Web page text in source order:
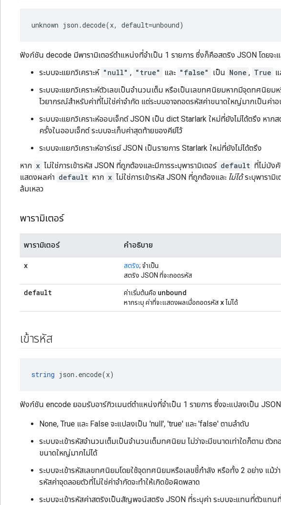
unknown json.decode(x, default=unbound)
ฟังก์ชัน decode มีพารามิเตอร์ตำแหน่งที่จำเป็น 1 รายการ ซึ่งก็คือสตริง JSON โดยจ
ระบบจะแยกวิเคราะห์ "null" , "true" และ "false" เป็น None , True แ
ระบบจะแยกวิเคราะห์ตัวเลขเป็นจำนวนเต็ม หรือเป็นเลขทศนิยมหากมีจุดทศนิยมห
ไวยากรณ์สำหรับค่าที่ไม่ใช่ค่าจำกัด แต่ระบบอาจถอดรหัสค่าขนาดใหญ่มากเป็นค่า
ระบบจะแยกวิเคราะห์ออบเจ็กต์ JSON เป็น dict Starlark ใหม่ที่ยังไม่ได้ตรึง หา
ครั้งในออบเจ็กต์ ระบบจะเก็บค่าสุดท้ายของคีย์ไว้
ระบบจะแยกวิเคราะห์อาร์เรย์ JSON เป็นรายการ Starlark ใหม่ที่ยังไม่ได้ตรึง
หาก x ไม่ใช่การเข้ารหัส JSON ที่ถูกต้องและมีการระบุพารามิเตอร์ default ที่ไม่บัง
แสดงผลค่า default หาก x ไม่ใช่การเข้ารหัส JSON ที่ถูกต้องและ ไม่ได้ระบุพารามิเ
ล้มเหลว
พารามิเตอร์
พารามิเตอร์ คำอธิบาย
x สตริง; จำเป็น
สตริง JSON ที่จะถอดรหัส
default ค่าเริ่มต้นคือ unbound
หากระบุ ค่าที่จะแสดงผลเมื่อถอดรหัส x ไม่ได้
เข้ารหัส
string json.encode(x)
ฟังก์ชัน encode ยอมรับอาร์กิวเมนต์ตำแหน่งที่จำเป็น 1 รายการ ซึ่งจะแปลงเป็น
None, True และ False จะแปลงเป็น 'null', 'true' และ 'false' ตามลำดับ
ระบบจะเข้ารหัสจำนวนเต็มเป็นจำนวนเต็มทศนิยม ไม่ว่าจะมีขนาดเท่าใดก็ตาม ตัว
ขนาดใหญ่มากไม่ได้
ระบบจะเข้ารหัสเลขทศนิยมโดยใช้จุดทศนิยมหรือเลขชี้กำลัง หรือทั้ง 2 อย่าง แม้ว่า
รหัสค่าจุดลอยตัวที่ไม่ใช่ค่าจำกัดจะทำให้เกิดข้อผิดพลาด
ระบบจะเข้ารหัสค่าสตริงเป็นสัญพจน์สตริง JSON ที่ระบุค่า ระบบจะแทนที่ตัวแทน